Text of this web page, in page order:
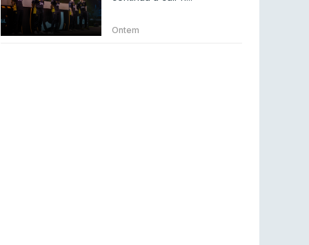
Betclic renova parceria com a RTP Arena para
a época 2026/27
Ontem